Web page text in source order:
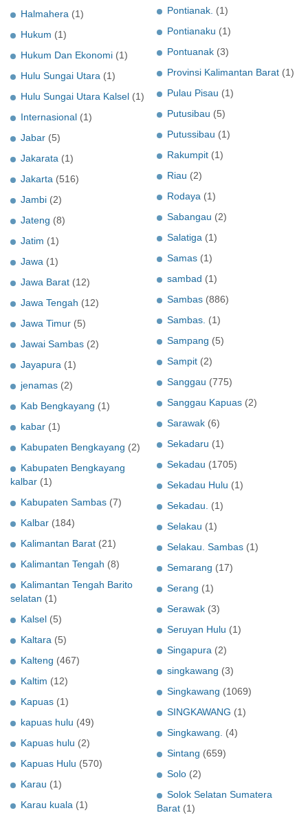
Halmahera (1)
Hukum (1)
Hukum Dan Ekonomi (1)
Hulu Sungai Utara (1)
Hulu Sungai Utara Kalsel (1)
Internasional (1)
Jabar (5)
Jakarata (1)
Jakarta (516)
Jambi (2)
Jateng (8)
Jatim (1)
Jawa (1)
Jawa Barat (12)
Jawa Tengah (12)
Jawa Timur (5)
Jawai Sambas (2)
Jayapura (1)
jenamas (2)
Kab Bengkayang (1)
kabar (1)
Kabupaten Bengkayang (2)
Kabupaten Bengkayang
kalbar (1)
Kabupaten Sambas (7)
Kalbar (184)
Kalimantan Barat (21)
Kalimantan Tengah (8)
Kalimantan Tengah Barito
selatan (1)
Kalsel (5)
Kaltara (5)
Kalteng (467)
Kaltim (12)
Kapuas (1)
kapuas hulu (49)
Kapuas hulu (2)
Kapuas Hulu (570)
Karau (1)
Karau kuala (1)
Pontianak. (1)
Pontianaku (1)
Pontuanak (3)
Provinsi Kalimantan Barat (1)
Pulau Pisau (1)
Putusibau (5)
Putussibau (1)
Rakumpit (1)
Riau (2)
Rodaya (1)
Sabangau (2)
Salatiga (1)
Samas (1)
sambad (1)
Sambas (886)
Sambas. (1)
Sampang (5)
Sampit (2)
Sanggau (775)
Sanggau Kapuas (2)
Sarawak (6)
Sekadaru (1)
Sekadau (1705)
Sekadau Hulu (1)
Sekadau. (1)
Selakau (1)
Selakau. Sambas (1)
Semarang (17)
Serang (1)
Serawak (3)
Seruyan Hulu (1)
Singapura (2)
singkawang (3)
Singkawang (1069)
SINGKAWANG (1)
Singkawang. (4)
Sintang (659)
Solo (2)
Solok Selatan Sumatera
Barat (1)